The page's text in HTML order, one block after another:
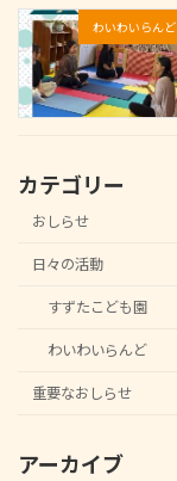
わいわいらんど
カテゴリー
おしらせ
日々の活動
すずたこども園
わいわいらんど
重要なおしらせ
アーカイブ